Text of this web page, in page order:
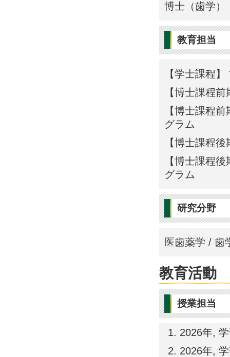
博士（歯学
教育担当
【学士課程
【博士課程
【博士課程
グラム
【博士課程
【博士課程
グラム
研究分野
医歯薬学 / 歯
教育活動
授業担当
2026年,
2026年,